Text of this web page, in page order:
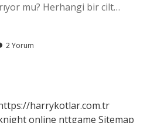
mu? Herhangi bir cilt…
2 Yorum
harrykotlar.com.tr
online nttgame Sitemap